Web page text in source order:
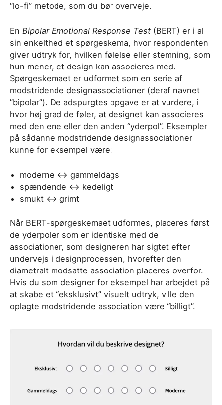
“lo-fi” metode, som du bør overveje.
En Bipolar Emotional Response Test (BERT) er i al
sin enkelthed et spørgeskema, hvor respondenten
giver udtryk for, hvilken følelse eller stemning, som
hun mener, et design kan associeres med.
Spørgeskemaet er udformet som en serie af
modstridende designassociationer (deraf navnet
”bipolar”). De adspurgtes opgave er at vurdere, i
hvor høj grad de føler, at designet kan associeres
med den ene eller den anden “yderpol”. Eksempler
på sådanne modstridende designassociationer
kunne for eksempel være:
moderne <-> gammeldags
spændende <-> kedeligt
smukt <-> grimt
Når BERT-spørgeskemaet udformes, placeres først
de yderpoler som er identiske med de
associationer, som designeren har sigtet efter
undervejs i designprocessen, hvorefter den
diametralt modsatte association placeres overfor.
Hvis du som designer for eksempel har arbejdet på
at skabe et “eksklusivt” visuelt udtryk, ville den
oplagte modstridende association være “billigt”.